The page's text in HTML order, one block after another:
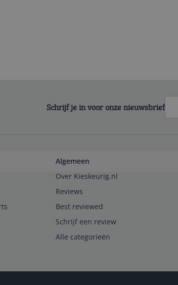
Schrijf je in voor onze nieuwsbrief
Algemeen
Over Kieskeurig.nl
Reviews
Best reviewed
Schrijf een review
Alle categorieën